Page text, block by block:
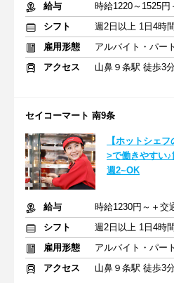
給与
時給1220～1525
シフト
週2日以上 1日4時
雇用形態
アルバイト・パート
アクセス
山鼻９条駅 徒歩3
セイコーマート 南9条
【ホットシェ
>で働きやすい♪
週2~OK
給与
時給1230円～＋交
シフト
週2日以上 1日4時
雇用形態
アルバイト・パート
アクセス
山鼻９条駅 徒歩3